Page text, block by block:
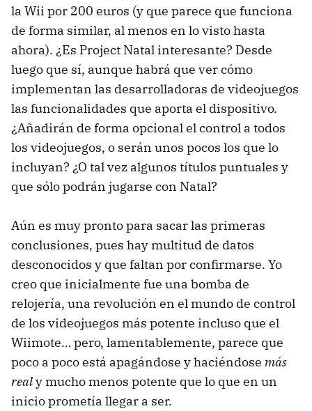
la Wii por 200 euros (y que parece que funciona
de forma similar, al menos en lo visto hasta
ahora). ¿Es Project Natal interesante? Desde
luego que sí, aunque habrá que ver cómo
implementan las desarrolladoras de videojuegos
las funcionalidades que aporta el dispositivo.
¿Añadirán de forma opcional el control a todos
los videojuegos, o serán unos pocos los que lo
incluyan? ¿O tal vez algunos títulos puntuales y
que sólo podrán jugarse con Natal?
Aún es muy pronto para sacar las primeras
conclusiones, pues hay multitud de datos
desconocidos y que faltan por confirmarse. Yo
creo que inicialmente fue una bomba de
relojería, una revolución en el mundo de control
de los videojuegos más potente incluso que el
Wiimote… pero, lamentablemente, parece que
poco a poco está apagándose y haciéndose más
realy mucho menos potente que lo que en un
inicio prometía llegar a ser.